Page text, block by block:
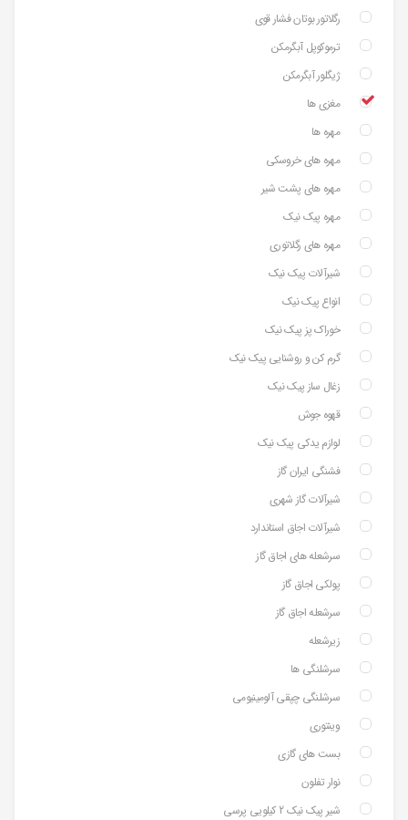
رگلاتور بوتان فشار قوی
ترموکوپل آبگرمکن
ژیگلور آبگرمکن
مغزی ها
مهره ها
مهره های خروسکی
مهره های پشت شیر
مهره پیک نیک
مهره های رگلاتوری
شیرآلات پیک نیک
انواع پیک نیک
خوراک پز پیک نیک
گرم کن و روشنایی پیک نیک
زغال ساز پیک نیک
قهوه جوش
لوازم یدکی پیک نیک
فشنگی ایران گاز
شیرآلات گاز شهری
شیرآلات اجاق استاندارد
سرشعله های اجاق گاز
پولکی اجاق گاز
سرشعله اجاق گاز
زیرشعله
سرشلنگی ها
سرشلنگی چپقی آلومینیومی
وینتوری
بست های گازی
نوار تفلون
شیر پیک نیک 2 کیلویی پرسی